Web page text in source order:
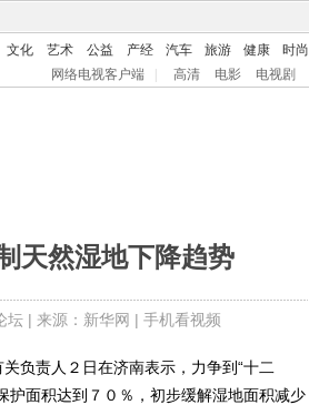
文化 艺术 公益 产经 汽车 旅游 健康 时尚
网络电视客户端 高清 电影 电视剧
天然湿地下降趋势
坛| 来源：新华网 | 手机看视频
责人２日在济南表示，力争到“十二
护面积达到７０％，初步缓解湿地面积减少